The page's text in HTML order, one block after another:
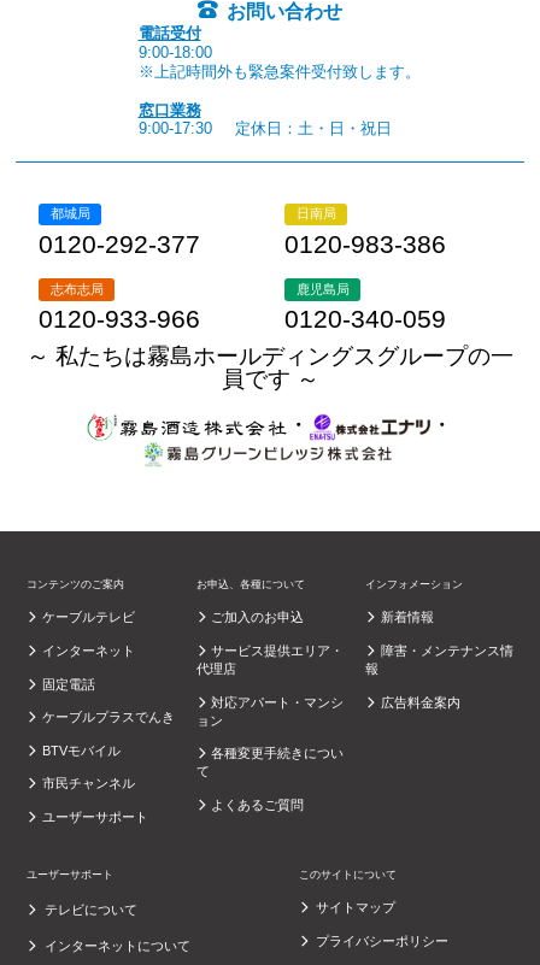
お問い合わせ
電話受付
9:00-18:00
※上記時間外も緊急案件受付致します。
窓口業務
9:00-17:30
定休日：土・日・祝日
都城局
0120-292-377
日南局
0120-983-386
志布志局
0120-933-966
鹿児島局
0120-340-059
～ 私たちは霧島ホールディングスグループの一
員です ～
・
・
コンテンツのご案内
ケーブルテレビ
インターネット
固定電話
ケーブルプラスでんき
BTVモバイル
市民チャンネル
ユーザーサポート
お申込、各種について
ご加入のお申込
サービス提供エリア・
代理店
対応アパート・マンシ
ョン
各種変更手続きについ
て
よくあるご質問
インフォメーション
新着情報
障害・メンテナンス情
報
広告料金案内
ユーザーサポート
テレビについて
インターネットについて
このサイトについて
サイトマップ
プライバシーポリシー